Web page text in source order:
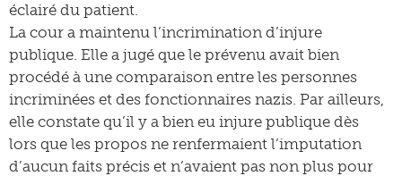
éclairé du patient.
La cour a maintenu l’incrimination d’injure
publique. Elle a jugé que le prévenu avait bien
procédé à une comparaison entre les personnes
incriminées et des fonctionnaires nazis. Par ailleurs,
elle constate qu’il y a bien eu injure publique dès
lors que les propos ne renfermaient l’imputation
d’aucun faits précis et n’avaient pas non plus pour